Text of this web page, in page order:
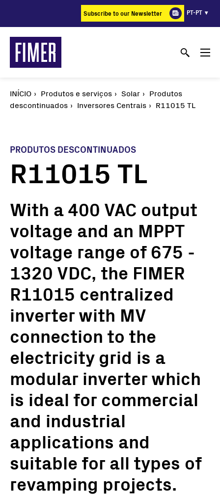
conteúdo
principal
Subscribe to our Newsletter PT-PT
INÍCIO Produtos e serviços Solar
Produtos
descontinuados
Inversores Centrais R11015 TL
PRODUTOS DESCONTINUADOS
R11015 TL
With a 400 VAC output
voltage and an MPPT
voltage range of 675 -
1320 VDC, the FIMER
R11015 centralized
inverter with MV
connection to the
electricity grid is a
modular inverter which
is ideal for commercial
and industrial
applications and
suitable for all types of
revamping projects.